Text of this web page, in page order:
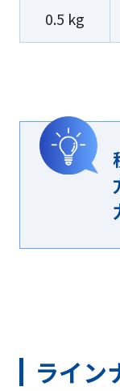
0.5 kg
ライン